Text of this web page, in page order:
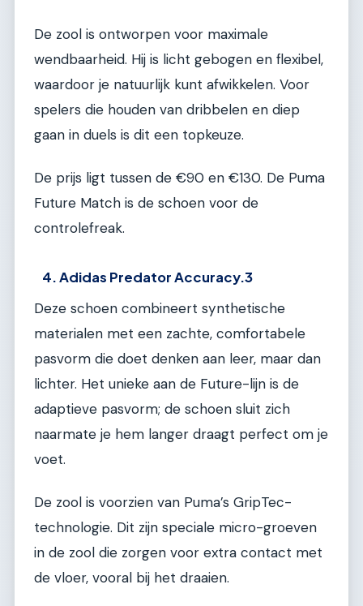
De zool is ontworpen voor maximale
wendbaarheid. Hij is licht gebogen en flexibel,
waardoor je natuurlijk kunt afwikkelen. Voor
spelers die houden van dribbelen en diep
gaan in duels is dit een topkeuze.
De prijs ligt tussen de €90 en €130. De Puma
Future Match is de schoen voor de
controlefreak.
4. Adidas Predator Accuracy.3
Deze schoen combineert synthetische
materialen met een zachte, comfortabele
pasvorm die doet denken aan leer, maar dan
lichter. Het unieke aan de Future-lijn is de
adaptieve pasvorm; de schoen sluit zich
naarmate je hem langer draagt perfect om je
voet.
De zool is voorzien van Puma’s GripTec-
technologie. Dit zijn speciale micro-groeven
in de zool die zorgen voor extra contact met
de vloer, vooral bij het draaien.